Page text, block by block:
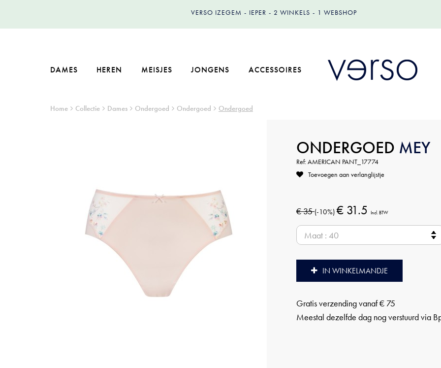
VERSO IZEGEM IEPER 2 WINKELS 1 WEBSHOP
DAMES HEREN MEISJES JONGENS ACCESSOIRES
Home Collectie Dames Ondergoed Ondergoed Ondergoed
ONDERGOED MEY
Ref: AMERICAN PANT_17774
Toevoegen aan verlanglijstje
€ 35(-10%) € 31.5 Incl. BTW
IN WINKELMANDJE
Gratis verzending vanaf € 75
Meestal dezelfde dag nog verstuurd via